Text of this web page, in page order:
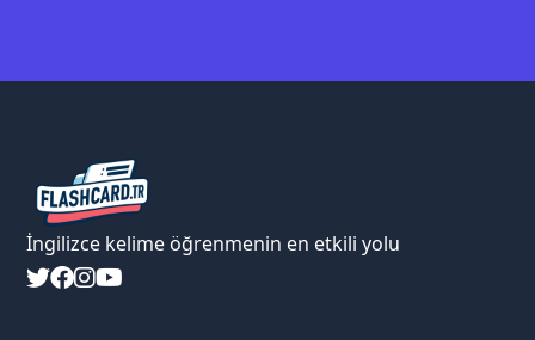
İngilizce kelime öğrenmenin en etkili yolu